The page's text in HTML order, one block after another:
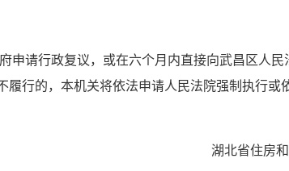
申请行政复议，或在六个月内直接向武昌区人民
行的，本机关将依法申请人民法院强制执行或
湖北省住房